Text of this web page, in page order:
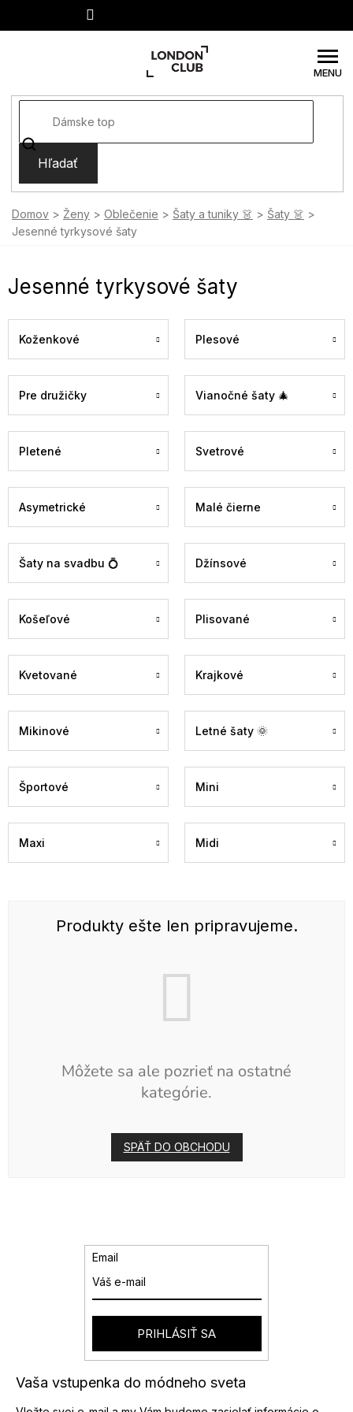
Hľadať
Domov Ženy Oblečenie Šaty a tuniky 👗
Šaty 👗
Jesenné tyrkysové šaty
Jesenné tyrkysové šaty
Koženkové Plesové
Pre družičky Vianočné šaty 🎄
Pletené Svetrové
Asymetrické Malé čierne
Šaty na svadbu 💍 Džínsové
Košeľové Plisované
Kvetované Krajkové
Mikinové Letné šaty 🌞
Športové Mini
Maxi Midi
Produkty ešte len pripravujeme.
Môžete sa ale pozrieť na ostatné
kategórie.
SPÄŤ DO OBCHODU
Vaša vstupenka do módneho sveta
Email
PRIHLÁSIŤ SA